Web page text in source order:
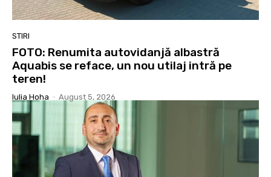
STIRI
FOTO: Renumita autovidanjă albastră
Aquabis se reface, un nou utilaj intră pe
teren!
Iulia Hoha - August 5, 2026